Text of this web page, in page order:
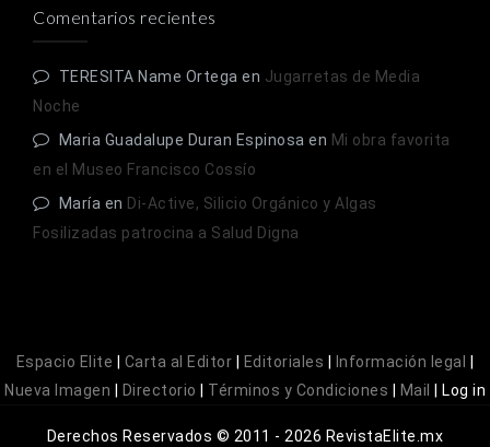
Comentarios recientes
TERESITA Name Ortega en Jugarretas de Media
Noche
Maria Guadalupe Duran Espinosa en Mi obra favorita
en el Museo Francisco Cossío
María en Di-Active, Silicio Orgánico y Algas
Fosilizadas patrocina a Salud Digna
Espacio Elite Carta al Editor Editoriales Información legal
Nueva Imagen
Directorio Términos y Condiciones Mail Log in
Derechos Reservados © 2011 - 2026 RevistaElite.mx